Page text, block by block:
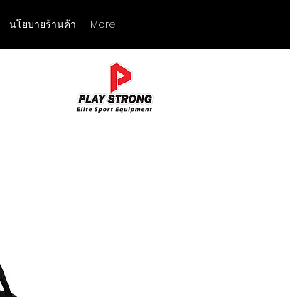
นโยบายร้านค้า More